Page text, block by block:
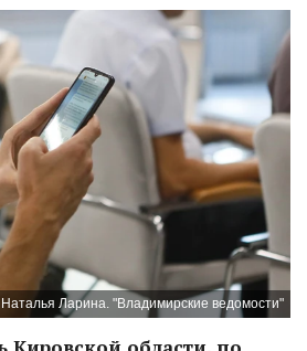
Ларина. "Владимирские ведомости"